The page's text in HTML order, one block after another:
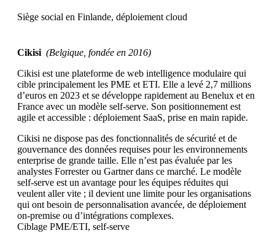
Siège social en Finlande, déploiement cloud
Cikisi (Belgique, fondée en 2016)
Cikisi est une plateforme de web intelligence modulaire qui
cible principalement les PME et ETI. Elle a levé 2,7 millions
d’euros en 2023 et se développe rapidement au Benelux et en
France avec un modèle self-serve. Son positionnement est
agile et accessible : déploiement SaaS, prise en main rapide.
Cikisi ne dispose pas des fonctionnalités de sécurité et de
gouvernance des données requises pour les environnements
enterprise de grande taille. Elle n’est pas évaluée par les
analystes Forrester ou Gartner dans ce marché. Le modèle
self-serve est un avantage pour les équipes réduites qui
veulent aller vite ; il devient une limite pour les organisations
qui ont besoin de personnalisation avancée, de déploiement
on-premise ou d’intégrations complexes.
Ciblage PME/ETI, self-serve